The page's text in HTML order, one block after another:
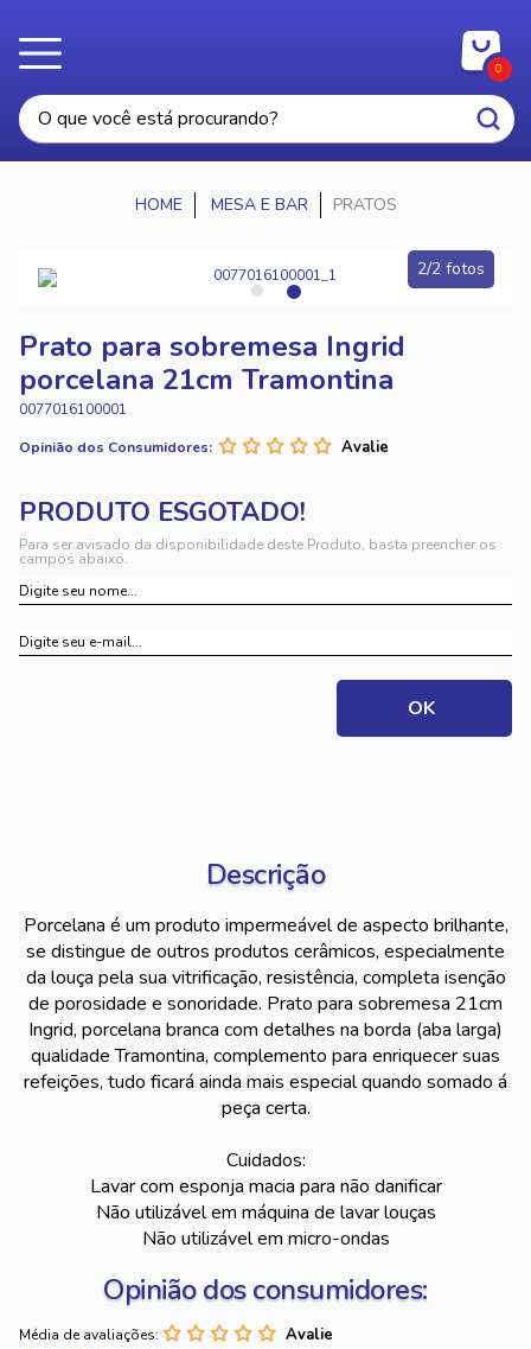
0
MESA E BAR PRATOS
2/2 fotos
Prato para sobremesa Ingrid
porcelana 21cm Tramontina
0077016100001
Opinião dos Consumidores:
Para ser avisado da disponibilidade deste Produto, basta preencher os
campos abaixo.
Descrição
Porcelana é um produto impermeável de aspecto brilhante,
se distingue de outros produtos cerâmicos, especialmente
da louça pela sua vitrificação, resistência, completa isenção
de porosidade e sonoridade. Prato para sobremesa 21cm
Ingrid, porcelana branca com detalhes na borda (aba larga)
qualidade Tramontina, complemento para enriquecer suas
refeições, tudo ficará ainda mais especial quando somado á
peça certa.
Cuidados:
Lavar com esponja macia para não danificar
Não utilizável em máquina de lavar louças
Não utilizável em micro-ondas
Opinião dos consumidores:
Média de avaliações: